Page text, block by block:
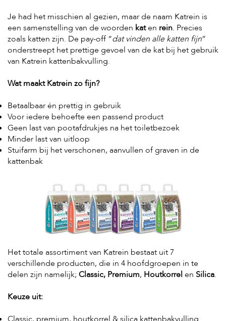
Je had het misschien al gezien, maar de naam Katrein is
een samenstelling van de woorden katen rein. Precies
zoals katten zijn. De pay-off “dat vinden alle katten fijn”
onderstreept het prettige gevoel van de kat bij het gebruik
van Katrein kattenbakvulling.
Wat maakt Katrein zo fijn?
Betaalbaar én prettig in gebruik
Voor iedere behoefte een passend product
Geen last van pootafdrukjes na het toiletbezoek
Minder last van uitloop
Stuifarm bij het verschonen, aanvullen of graven in de
kattenbak
Het totale assortiment van Katrein bestaat uit 7
verschillende producten, die in 4 hoofdgroepen in te
delen zijn namelijk; Classic, Premium, Houtkorrel en Silica.
Keuze uit: